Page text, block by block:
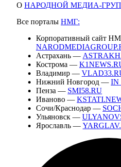
О НАРОДНОЙ МЕДИА-
Все порталы НМГ:
Корпоративный сайт
Астрахань —
Кострома —
Владимир —
Нижний Новгород —
Пенза — SMI58.RU
Иваново —
Сочи/Краснодар —
Ульяновск —
Ярославль —